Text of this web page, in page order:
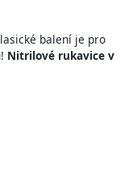
balení je pro
Nitrilové rukavice v